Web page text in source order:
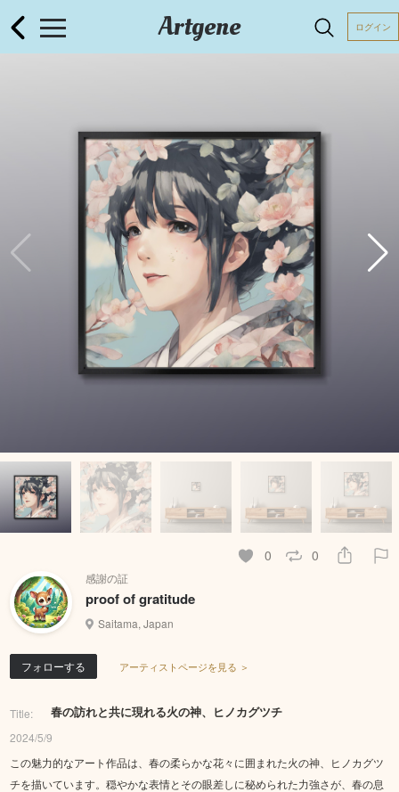
Artgene ログイン
0 0
感謝の証
proof of gratitude
Saitama, Japan
フォローする アーティストページを見る ＞
Title: 春の訪れと共に現れる火の神、ヒノカグツチ
2024/5/9
この魅力的なアート作品は、春の柔らかな花々に囲まれた火の神、ヒノカグツ
チを描いています。穏やかな表情とその眼差しに秘められた力強さが、春の息